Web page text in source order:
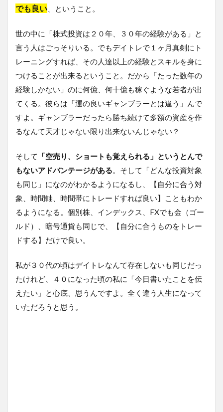
でも良い 、ということ。
世の中に「株式投資は２０年、３０年の経験がある」と
言う人はごっそりいる。でもデイトレで１ヶ月真剣にト
レーニングすれば、その人達以上の経験とスキルを身に
つけることが出来るということ。だから「たった数年の
経験しかない」のに何億、何十億も稼ぐような若者が出
てくる。彼らは「運の良いギャンブラーとは違う」んで
すよ。ギャンブラーだったら勝ち続けて多額の資産を作
るなんて天才じゃない限り出来ないんじゃない？
そして
「空売り、ショートも覚えられる」というとんで
もないアドバンテージがある。そして「どんな投資対象
も同じ」になのがわかるようになるし、【自分に合う対
象、時間軸、時間帯にトレードすれば良い】こともわか
るようになる。個別株、インデックス、FXでも金（ゴー
ルド）、暗号通貨も同じで、【自分に合うものをトレー
ドする】だけで良い。
私が３０代の頃はデイトレなんて存在しないも同じだっ
たけれど、４０になった頃の私に「今日書いたことを伝
えたい」と心底、思うんですよ。全く違う人生になって
いただろうと思う。